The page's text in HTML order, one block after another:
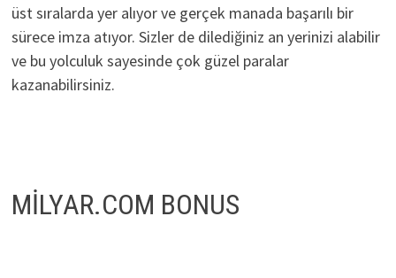
üst sıralarda yer alıyor ve gerçek manada başarılı bir
sürece imza atıyor. Sizler de dilediğiniz an yerinizi alabilir
ve bu yolculuk sayesinde çok güzel paralar
kazanabilirsiniz.
MİLYAR.COM BONUS